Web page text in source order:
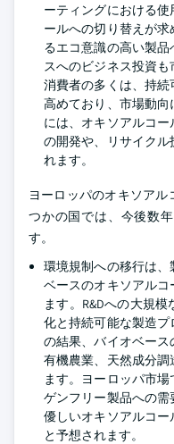
ーティングにおける
ールへの切り替えが
るエコ意識の高い製
スへのビジネス投資
消費者の多くは、持
高めており、市場動
には、オキソアルコ
の開発や、リサイク
れます。
ヨーロッパのオキソアル
つかの国では、今後数
す。
環境規制への移行は
ベースのオキソアル
ます。R&Dへの大規
化と持続可能な製造
の結果、バイオベース
有機農業、天然成分
ます。ヨーロッパ市
ゲンフリー製品への
優しいオキソアルコ
と予想されます。